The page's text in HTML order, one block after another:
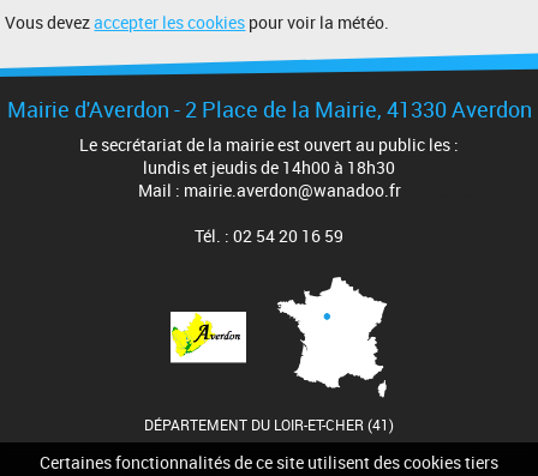
Certaines fonctionnalités de ce site utilisent des cookies tiers
Vous devezaccepter les cookies pour voir la météo.
Mairie d'Averdon - 2 Place de la Mairie, 41330 Averdon
Le secrétariat de la mairie est ouvert au public les :
lundis et jeudis de 14h00 à 18h30
Mail : mairie.averdon@wanadoo.fr
Tél. : 02 54 20 16 59
DÉPARTEMENT DU LOIR-ET-CHER (41)